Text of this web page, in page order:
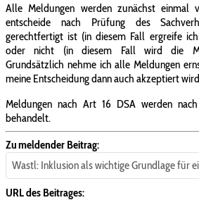
Alle Meldungen werden zunächst einmal
entscheide nach Prüfung des
gerechtfertigt ist (in diesem Fall ergreife
oder nicht (in diesem Fall wird die
Grundsätzlich nehme ich alle Meldungen
meine Entscheidung dann auch akzeptiert
Meldungen nach Art 16 DSA werden
behandelt.
Zu meldender Beitrag:
Wastl: Inklusion als wichtige Grundlage für
URL des Beitrages: